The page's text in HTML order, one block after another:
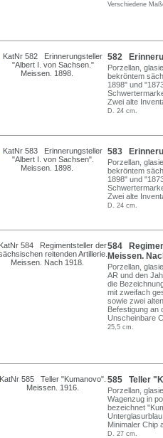
Verschiedene
582
Porzellan,
bekröntem
1898" und
Zwei alte
D. 24 cm.
583
Porzellan,
bekröntem
1898" und
Zwei alte
D. 24 cm.
584
Meissen.
Porzellan,
AR und den
die
mit zweifach
sowie zwei
Befestigung an
Unscheinbare
25,5 cm.
585 Teller
Porzellan,
Wagenzug in
bezeichnet
Minimaler Chip
D. 27 cm.